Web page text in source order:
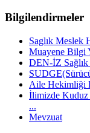
Bilgilendirmeler
Saglık Meslek
Muayene Bilgi
DEN-İZ
Aile Hekimliği
İlimizde Kuduz
...
Mevzuat